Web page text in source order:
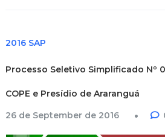
2016 SAP
Processo Seletivo Simplificado Nº
COPE e Presídio de Araranguá
26 de September de 2016